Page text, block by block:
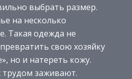
выбрать размер.
на несколько
Такая одежда не
свою хозяйку
но и натереть кожу.
заживают.